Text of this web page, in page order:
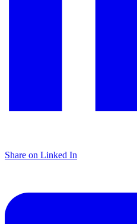
Share on Linked In